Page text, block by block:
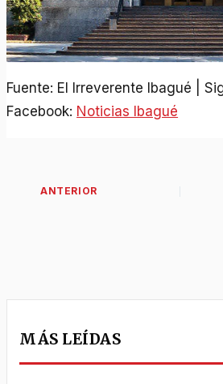
Fuente: El Irreverente Ibagué |
Facebook: Noticias Ibagué
MÁS LEÍDAS